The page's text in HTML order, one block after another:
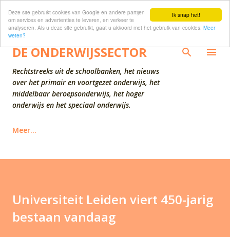
Ik snap het!
Deze site gebruikt cookies van Google en andere partijen
om services en advertenties te leveren, en verkeer te
analyseren. Als u deze site gebruikt, gaat u akkoord met het gebruik van cookies. Meer
weten?
Doorgaan naar hoofdcontent
DE ONDERWIJSSECTOR
Rechtstreeks uit de schoolbanken, het nieuws
over het primair en voortgezet onderwijs, het
middelbaar beroepsonderwijs, het hoger
onderwijs en het speciaal onderwijs.
Meer…
Universiteit Leiden viert 450-jarig
bestaan vandaag